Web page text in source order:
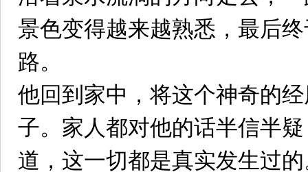
景色变得越来越熟悉，最后
路。
他回到家中，将这个神奇的
子。家人都对他的话半信半
道，这一切都是真实发生过